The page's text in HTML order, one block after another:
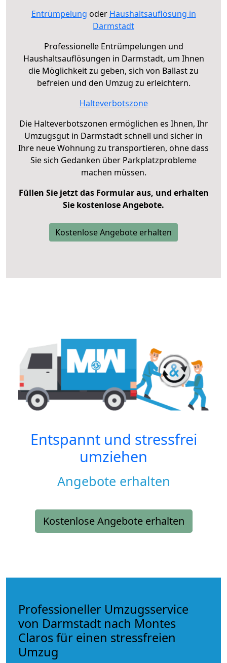
Entrümpelung oder Haushaltsauflösung in
Darmstadt
Professionelle Entrümpelungen und
Haushaltsauflösungen in Darmstadt, um Ihnen
die Möglichkeit zu geben, sich von Ballast zu
befreien und den Umzug zu erleichtern.
Halteverbotszone
Die Halteverbotszonen ermöglichen es Ihnen, Ihr
Umzugsgut in Darmstadt schnell und sicher in
Ihre neue Wohnung zu transportieren, ohne dass
Sie sich Gedanken über Parkplatzprobleme
machen müssen.
Füllen Sie jetzt das Formular aus, und erhalten
Sie kostenlose Angebote.
Kostenlose Angebote erhalten
Entspannt und stressfrei
umziehen
Angebote erhalten
Kostenlose Angebote erhalten
Professioneller Umzugsservice
von Darmstadt nach Montes
Claros für einen stressfreien
Umzug